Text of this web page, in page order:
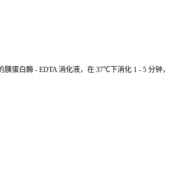
蛋白酶 - EDTA 消化液，在 37℃下消化 1 - 5 分钟，